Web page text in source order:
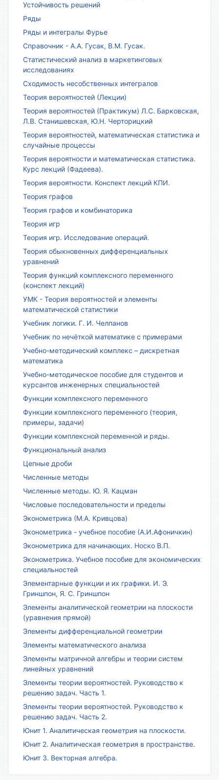
Устойчивость решений
Ряды
Ряды и интегралы Фурье
Справочник - А.А. Гусак, В.М. Гусак.
Статистический анализ в маркетинговых
исследованиях
Сходимость несобственных интегралов
Теория вероятностей (Лекции)
Теория вероятностей (Практикум) Л.С. Барковская,
Л.В. Станишевская, Ю.Н. Черторицкий
Теория вероятностей, математическая статистика и
случайные процессы
Теория вероятности и математическая статистика.
Курс лекций (Фадеева).
Теория вероятности. Конспект лекций КПИ.
Теория графов
Теория графов и комбинаторика
Теория игр
Теория игр. Исследование операций.
Теория обыкновенных дифференциальных
уравнений
Теория функций комплексного переменного
(конспект лекций)
УМК - Теория вероятностей и элементы
математической статистики
Учебник логики. Г. И. Челпанов
Учебник по нечёткой математике с примерами
Учебно-методический комплекс – дискретная
математика
Учебно-методическое пособие для студентов и
курсантов инженерных специальностей
Функции комплексного переменного
Функции комплексного переменного (теория,
примеры, задачи)
Функции комплексной переменной и ряды.
Функциональный анализ
Цепные дроби
Численные методы
Численные методы. Ю. Я. Кацман
Числовые последовательности и пределы
Эконометрика (М.А. Кривцова)
Эконометрика - учебное пособие (А.И.Афоничкин)
Эконометрика для начинающих. Носко В.П.
Эконометрика. Учебное пособие для экономических
специальностей
Элементарные функции и их графики. И. Э.
Гриншпон, Я. С. Гриншпон
Элементы аналитической геометрии на плоскости
(уравнения прямой)
Элементы дифференциальной геометрии
Элементы математического анализа
Элементы матричной алгебры и теории систем
линейных уравнений
Элементы теории вероятностей. Руководство к
решению задач. Часть 1.
Элементы теории вероятностей. Руководство к
решению задач. Часть 2.
Юнит 1. Аналитическая геометрия на плоскости.
Юнит 2. Аналитическая геометрия в пространстве.
Юнит 3. Векторная алгебра.